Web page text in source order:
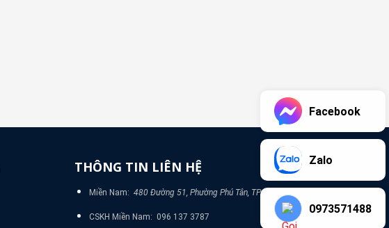
THÔNG TIN LIÊN HỆ
Miền Nam: 480 Đường 51, Phường Phú Tân, TP Bình Dương
CSKH Miền Nam: 096 137 3787
Facebook
Zalo
0973571488